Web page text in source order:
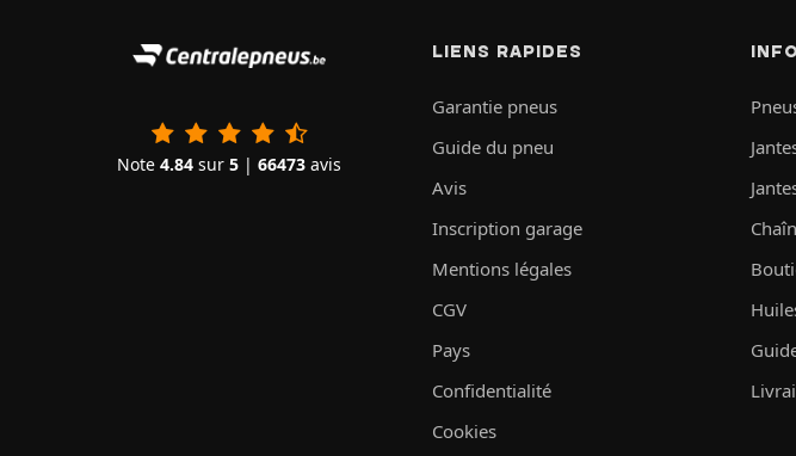
Note 4.84 sur 5 | 66473 avis
LIENS RAPIDES
Garantie pneus
Guide du pneu
Avis
Inscription garage
Mentions légales
CGV
Pays
Confidentialité
Cookies